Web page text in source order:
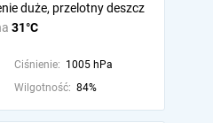
31°C
duże, przelotny deszcz
Ciśnienie: 1005 hPa
Wilgotność: 84%